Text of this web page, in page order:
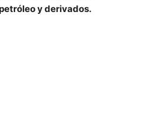
y derivados.